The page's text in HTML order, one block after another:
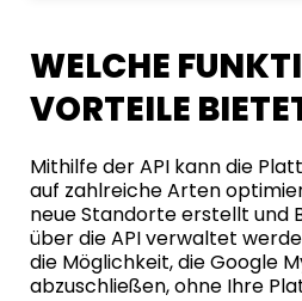
WELCHE
VORTEILE
Mithilfe der API kann die
auf zahlreiche Arten
neue Standorte erstellt und
über die API verwaltet
die Möglichkeit, die Google
abzuschließen, ohne Ihre